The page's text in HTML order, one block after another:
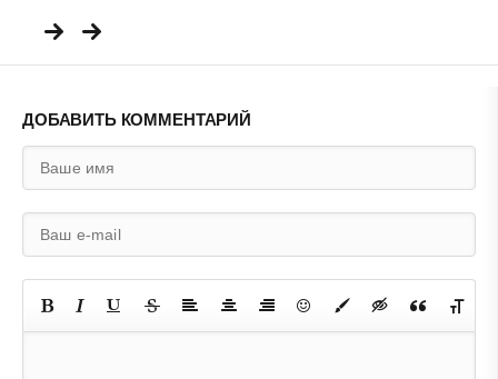
ДОБАВИТЬ КОММЕНТАРИЙ